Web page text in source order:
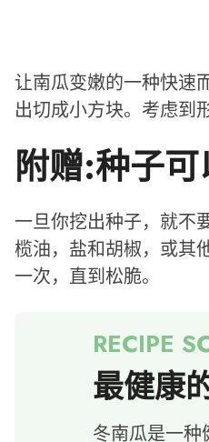
让南瓜变嫩的一种快速
出切成小方块。考虑到
附赠:种子
一旦你挖出种子，就不
榄油，盐和胡椒，或其
一次，直到松脆。
最健康
冬南瓜是一